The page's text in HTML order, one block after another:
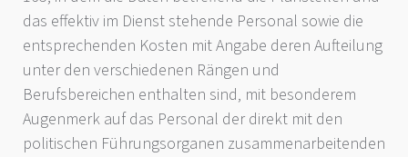
das effektiv im Dienst stehende Personal sowie die
entsprechenden Kosten mit Angabe deren Aufteilung
unter den verschiedenen Rängen und
Berufsbereichen enthalten sind, mit besonderem
Augenmerk auf das Personal der direkt mit den
politischen Führungsorganen zusammenarbeitenden